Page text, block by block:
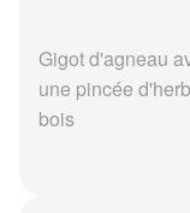
Gigot d'agneau
une pincée
bois